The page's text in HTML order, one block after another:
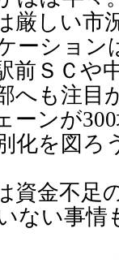
厳しい市
ーション
前ＳＣや
へも注目
ーンが
化を図ろ
資金不足
ない事情